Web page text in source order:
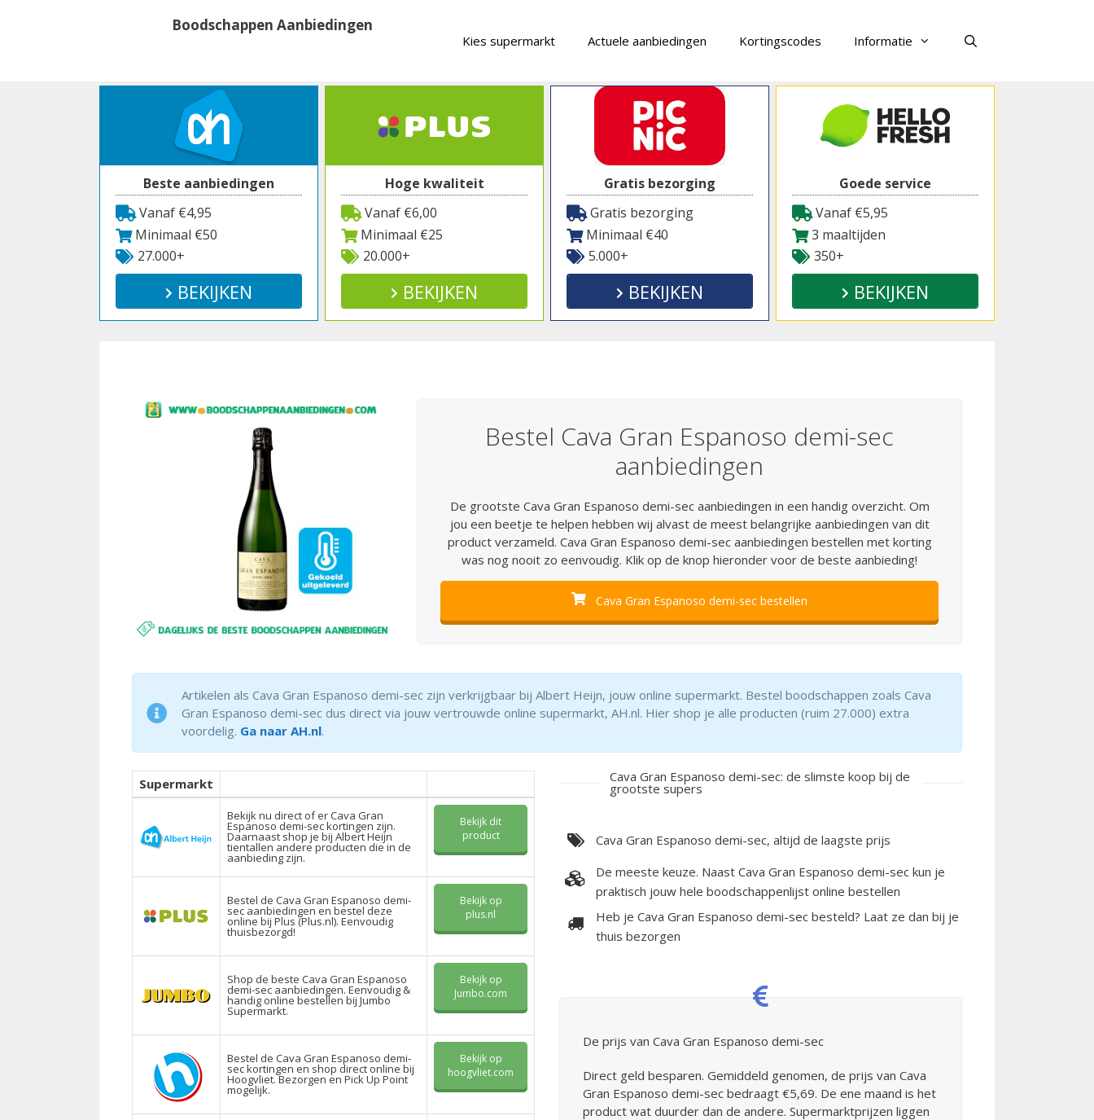
Boodschappen Aanbiedingen
Kies supermarkt Actuele aanbiedingen Kortingscodes Informatie
Beste aanbiedingen
Vanaf €4,95
Minimaal €50
27.000+
BEKIJKEN
Hoge kwaliteit
Vanaf €6,00
Minimaal €25
20.000+
BEKIJKEN
Gratis bezorging
Gratis bezorging
Minimaal €40
5.000+
BEKIJKEN
Goede service
Vanaf €5,95
3 maaltijden
350+
BEKIJKEN
Bestel Cava Gran Espanoso demi-sec
aanbiedingen
De grootste Cava Gran Espanoso demi-sec aanbiedingen in een handig overzicht. Om
jou een beetje te helpen hebben wij alvast de meest belangrijke aanbiedingen van dit
product verzameld. Cava Gran Espanoso demi-sec aanbiedingen bestellen met korting
was nog nooit zo eenvoudig. Klik op de knop hieronder voor de beste aanbieding!
Cava Gran Espanoso demi-sec bestellen
Artikelen als Cava Gran Espanoso demi-sec zijn verkrijgbaar bij Albert Heijn, jouw online supermarkt. Bestel boodschappen zoals Cava
Gran Espanoso demi-sec dus direct via jouw vertrouwde online supermarkt, AH.nl. Hier shop je alle producten (ruim 27.000) extra
voordelig. Ga naar AH.nl.
Supermarkt
Bekijk nu direct of er Cava Gran
Espanoso demi-sec kortingen zijn.
Daarnaast shop je bij Albert Heijn
tientallen andere producten die in de
aanbieding zijn.
Bekijk dit
product
Bestel de Cava Gran Espanoso demi-
sec aanbiedingen en bestel deze
online bij Plus (Plus.nl). Eenvoudig
thuisbezorgd!
Bekijk op
plus.nl
Shop de beste Cava Gran Espanoso
demi-sec aanbiedingen. Eenvoudig &
handig online bestellen bij Jumbo
Supermarkt.
Bekijk op
Jumbo.com
Bestel de Cava Gran Espanoso demi-
sec kortingen en shop direct online bij
Hoogvliet. Bezorgen en Pick Up Point
mogelijk.
Bekijk op
hoogvliet.com
Cava Gran Espanoso demi-sec: de slimste koop bij de
grootste supers
Cava Gran Espanoso demi-sec, altijd de laagste prijs
De meeste keuze. Naast Cava Gran Espanoso demi-sec kun je
praktisch jouw hele boodschappenlijst online bestellen
Heb je Cava Gran Espanoso demi-sec besteld? Laat ze dan bij je
thuis bezorgen
De prijs van Cava Gran Espanoso demi-sec
Direct geld besparen. Gemiddeld genomen, de prijs van Cava
Gran Espanoso demi-sec bedraagt €5,69. De ene maand is het
product wat duurder dan de andere. Supermarktprijzen liggen